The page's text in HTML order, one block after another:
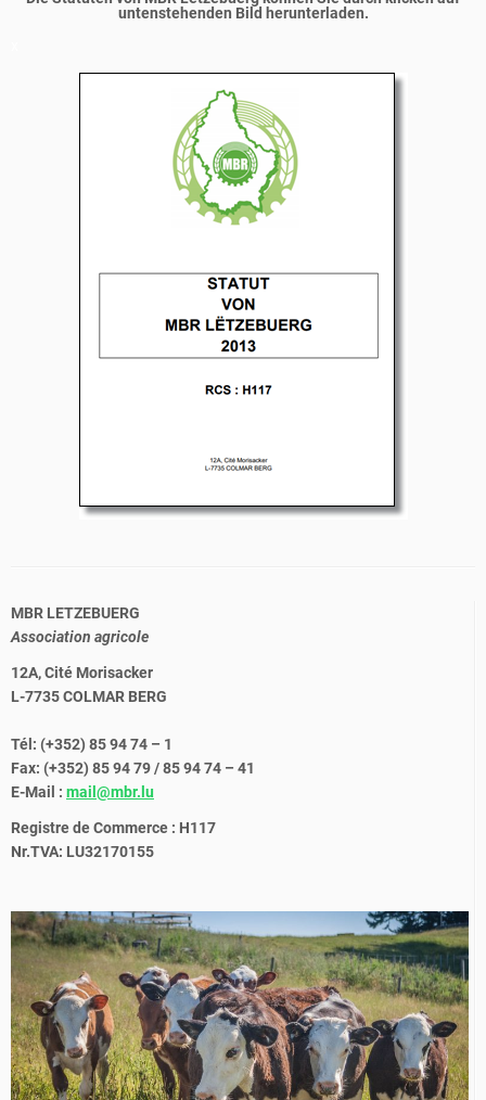
untenstehenden Bild herunterladen.
MBR LETZEBUERG
Association agricole
12A, Cité Morisacker
L-7735 COLMAR BERG
Tél: (+352) 85 94 74 – 1
Fax: (+352) 85 94 79 / 85 94 74 – 41
E-Mail : mail@mbr.lu
Registre de Commerce : H117
Nr.TVA: LU32170155